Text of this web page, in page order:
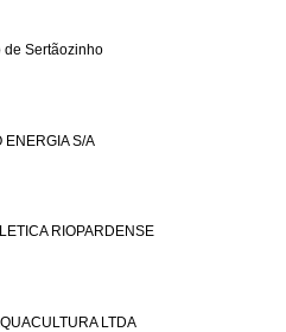
de Sertãozinho
ENERGIA S/A
RIOPARDENSE
LTDA